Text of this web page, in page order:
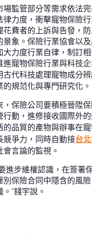
場監管部分等需求依法
律力度，衝擊寵物保險
花費者的上訴與告發，
景象。保險行業協會以
大力度行業自律，制訂
進寵物保險行業與科技
古代科技處理寵物成分
的規范化與專門研究化。
，保險公司要積極晉陞
行動，進修接收國際外
的品質的產物與辦事在
競爭力，同時自動接台
言論的監視。
進步維權認識，在簽署
別保險合同中隱含的風
”錢宇說。